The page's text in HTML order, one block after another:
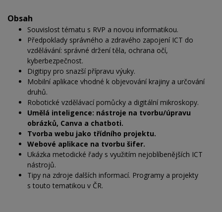
Obsah
Souvislost tématu s RVP a novou informatikou.
Předpoklady správného a zdravého zapojení ICT do
vzdělávání: správné držení těla, ochrana očí,
kyberbezpečnost.
Digitipy pro snazší přípravu výuky.
Mobilní aplikace vhodné k objevování krajiny a určování
druhů.
Robotické vzdělávací pomůcky a digitální mikroskopy.
Umělá inteligence: nástroje na tvorbu/úpravu
obrázků, Canva a chatboti.
Tvorba webu jako třídního projektu.
Webové aplikace na tvorbu šifer.
Ukázka metodické řady s využitím nejoblíbenějších ICT
nástrojů.
Tipy na zdroje dalších informací. Programy a projekty
s touto tematikou v ČR.